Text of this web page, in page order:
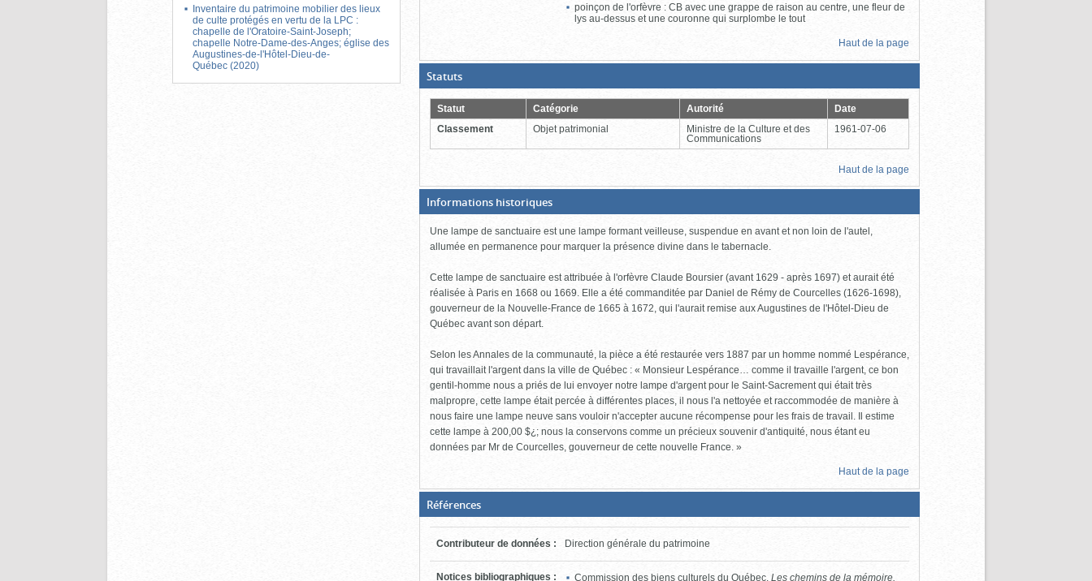
Inventaire du patrimoine mobilier des lieux
de culte protégés en vertu de la LPC :
chapelle de l'Oratoire-Saint-Joseph;
chapelle Notre-Dame-des-Anges; église des
Augustines-de-l'Hôtel-Dieu-de-
Québec (2020)
poinçon de l'orfèvre : CB avec une grappe de raison au centre, une fleur de
lys au-dessus et une couronne qui surplombe le tout
Haut de la page
Statuts(Boite
ouverte,
cliquer
pour
fermer)
Statut Catégorie Autorité
Date
Classement
Objet patrimonial
Ministre de la Culture et des
Communications
1961-07-06
Haut de la page
Informations historiques(Boite
fermée,
cliquer
pour
ouvrir)
Une lampe de sanctuaire est une lampe formant veilleuse, suspendue en avant et non loin de l'autel,
allumée en permanence pour marquer la présence divine dans le tabernacle.
Cette lampe de sanctuaire est attribuée à l'orfèvre Claude Boursier (avant 1629 - après 1697) et aurait été
réalisée à Paris en 1668 ou 1669. Elle a été commanditée par Daniel de Rémy de Courcelles (1626-1698),
gouverneur de la Nouvelle-France de 1665 à 1672, qui l'aurait remise aux Augustines de l'Hôtel-Dieu de
Québec avant son départ.
Selon les Annales de la communauté, la pièce a été restaurée vers 1887 par un homme nommé Lespérance,
qui travaillait l'argent dans la ville de Québec : « Monsieur Lespérance… comme il travaille l'argent, ce bon
gentil-homme nous a priés de lui envoyer notre lampe d'argent pour le Saint-Sacrement qui était très
malpropre, cette lampe était percée à différentes places, il nous l'a nettoyée et raccommodée de manière à
nous faire une lampe neuve sans vouloir n'accepter aucune récompense pour les frais de travail. Il estime
cette lampe à 200,00 $¿; nous la conservons comme un précieux souvenir d'antiquité, nous étant eu
données par Mr de Courcelles, gouverneur de cette nouvelle France. »
Haut de la page
Références(Boite
fermée,
cliquer
pour
ouvrir)
Contributeur de données : Direction générale du patrimoine
Notices bibliographiques : Commission des biens culturels du Québec.Les chemins de la mémoire.